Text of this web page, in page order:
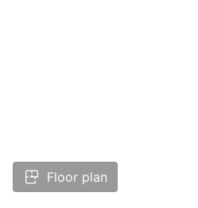
Floor plan